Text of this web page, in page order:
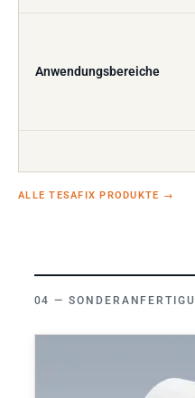
Anwendungsbereiche
ALLE TESAFIX PRODUKTE →